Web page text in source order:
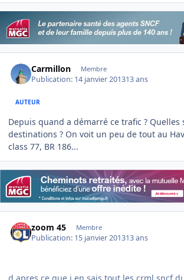
Carmillon Membre
Publication: 14 janvier 201313 ans
AUTEUR
Depuis quand a démarré ce trafic ? Quelles
destinations ? On voit un peu de tout au
class 77, BR 186...
zoom 45 Membre
Publication: 15 janvier 201313 ans